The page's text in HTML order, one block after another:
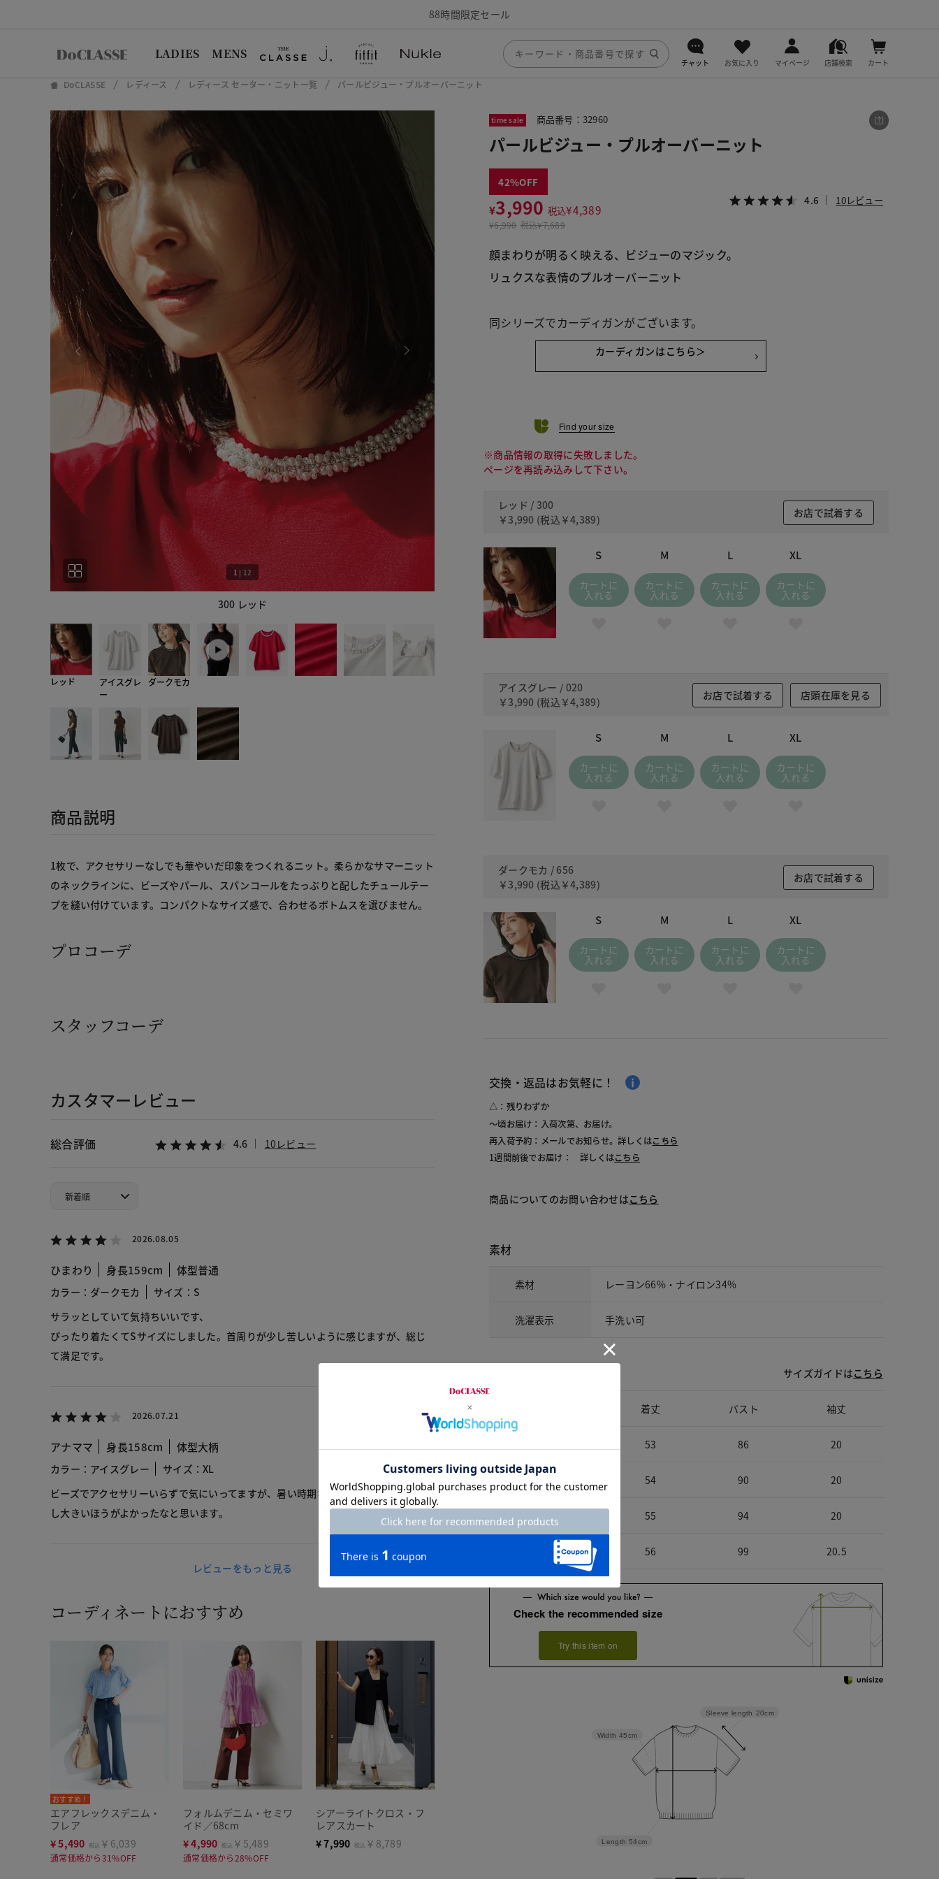
88時間限定セール
LADIES MENS
チャット お気に入り マイページ 店舗検索 カート
DoCLASSE レディース レディース セーター・ニット一覧 パールビジュー・プルオーバーニット
300 レッド 020 アイスグレー
1 | 12
レッド
アイスグレ
ー
ダークモカ
商品説明
1枚で、アクセサリーなしでも華やいだ印象をつくれるニット。柔らかなサマーニット
のネックラインに、ビーズやパール、スパンコールをたっぷりと配したチュールテー
プを縫い付けています。コンパクトなサイズ感で、合わせるボトムスを選びません。
プロコーデ
スタッフコーデ
カスタマーレビュー
総合評価 4.6 10レビュー
2026.08.05
ひまわり 身長159cm 体型普通
カラー：ダークモカ
サイズ：S
サラッとしていて気持ちいいです、
ぴったり着たくてSサイズにしました。首周りが少し苦しいように感じますが、総じ
て満足です。
2026.07.21
アナママ 身長158cm 体型大柄
カラー：アイスグレー
サイズ：XL
ビーズでアクセサリーいらずで気にいってますが、暑い時期なので、首周りがもう少
し大きいほうがよかったなと思います。
レビューをもっと見る
コーディネートにおすすめ
おすすめ！
エアフレックスデニム・
フレア
¥5,490 税込 ￥6,039
通常価格から31%OFF
フォルムデニム・セミワ
イド／68cm
¥4,990 税込 ￥5,489
通常価格から28%OFF
シアーライトクロス・フ
レアスカート
¥7,990 税込 ￥8,789
time sale 商品番号：32960
パールビジュー・プルオーバーニット
42
¥3,990 税込¥4,389
¥6,990 税込¥7,689
4.6 10レビュー
顔まわりが明るく映える、ビジューのマジック。
リュクスな表情のプルオーバーニット
同シリーズでカーディガンがございます。
カーディガンはこちら＞
Find your size
※商品情報の取得に失敗しました。
ページを再読み込みして下さい。
レッド / 300
￥3,990 (税込 ￥4,389)
お店で試着する
S
カートに
入れる
M
カートに
入れる
L
カートに
入れる
XL
カートに
入れる
アイスグレー / 020
￥3,990 (税込 ￥4,389)
お店で試着する 店頭在庫を見る
S
カートに
入れる
M
カートに
入れる
L
カートに
入れる
XL
カートに
入れる
ダークモカ / 656
￥3,990 (税込 ￥4,389)
お店で試着する
S
カートに
入れる
M
カートに
入れる
L
カートに
入れる
XL
カートに
入れる
交換・返品はお気軽に！
△：残りわずか
～頃お届け：入荷次第、お届け。
再入荷予約：メールでお知らせ。詳しくはこちら
1週間前後でお届け： 詳しくはこちら
商品についてのお問い合わせはこちら
素材
素材 レーヨン66%・ナイロン34%
洗濯表示 手洗い可
サイズガイドはこちら
着丈 バスト 袖丈
53 86 20
M 54 90 20
55 94 20
56 99 20.5
Check the recommended size
Try this item on
Sleeve length 20cm
Length 54cm
Width 45cm